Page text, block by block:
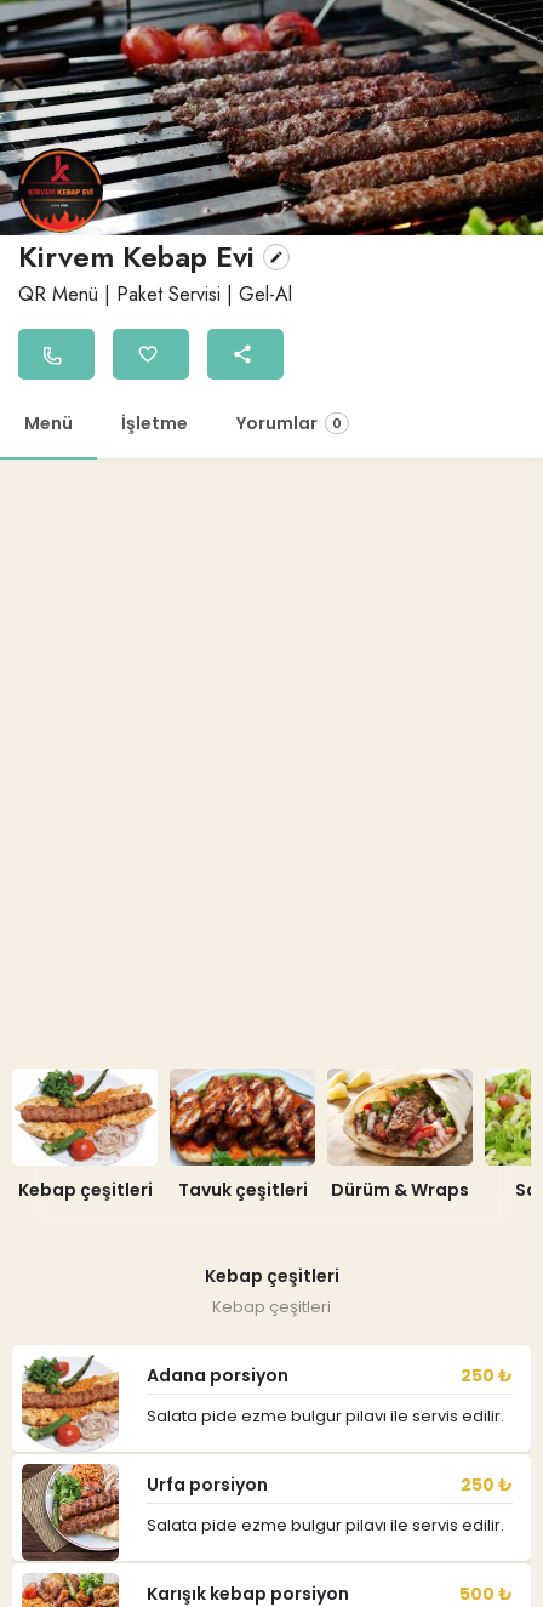
Kirvem Kebap Evi
QR Menü | Paket Servisi | Gel-Al
Menü İşletme Yorumlar 0
Kebap çeşitleri Tavuk çeşitleri Dürüm & Wraps
Kebap çeşitleri
Kebap çeşitleri
Adana porsiyon 250 ₺
Salata pide ezme bulgur pilavı ile servis edilir.
Urfa porsiyon 250 ₺
Salata pide ezme bulgur pilavı ile servis edilir.
Karışık kebap porsiyon 500 ₺